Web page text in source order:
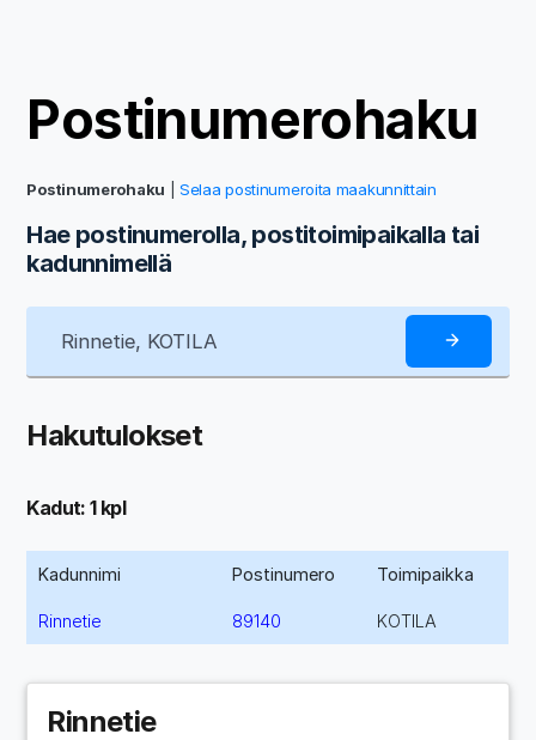
Postinumerohaku
Postinumerohaku |Selaa postinumeroita maakunnittain
Hae postinumerolla, postitoimipaikalla tai
kadunnimellä
Hakutulokset
Kadut: 1 kpl
Kadunnimi Postinumero Toimipaikka
Rinnetie 89140 KOTILA
Rinnetie